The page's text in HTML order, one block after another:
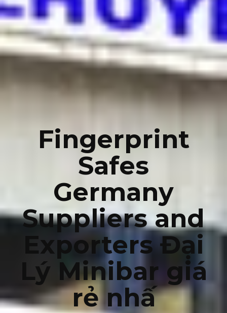
Fingerprint
Safes
Germany
Suppliers and
Exporters Đại
Lý Minibar giá
rẻ nhấ